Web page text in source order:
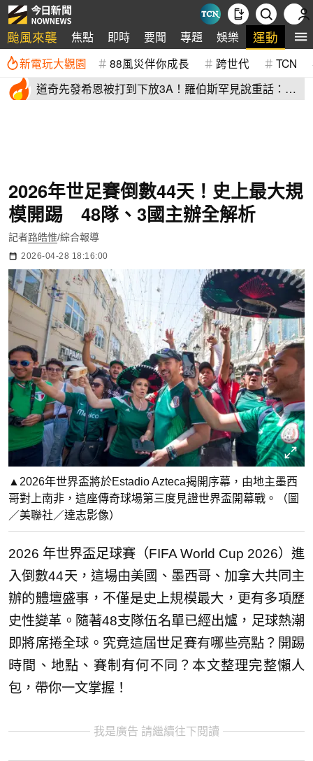
颱風來襲 焦點 即時 要聞 專題 娛樂 運動 全
新電玩大觀園 88風災伴你成長 跨世代 TCN
道奇先發希恩被打到下放3A！羅伯斯罕見說重話：他
2026年世足賽倒數44天！史上最大規
模開踢 48隊、3國主辦全解析
記者路皓惟/綜合報導
2026-04-28 18:16:00
▲2026年世界盃將於Estadio Azteca揭開序幕，由地主墨西
哥對上南非，這座傳奇球場第三度見證世界盃開幕戰。（圖
／美聯社／達志影像）
2026 年世界盃足球賽（FIFA World Cup 2026）進
入倒數44天，這場由美國、墨西哥、加拿大共同主
辦的體壇盛事，不僅是史上規模最大，更有多項歷
史性變革。隨著48支隊伍名單已經出爐，足球熱潮
即將席捲全球。究竟這屆世足賽有哪些亮點？開踢
時間、地點、賽制有何不同？本文整理完整懶人
包，帶你一文掌握！
我是廣告 請繼續往下閱讀